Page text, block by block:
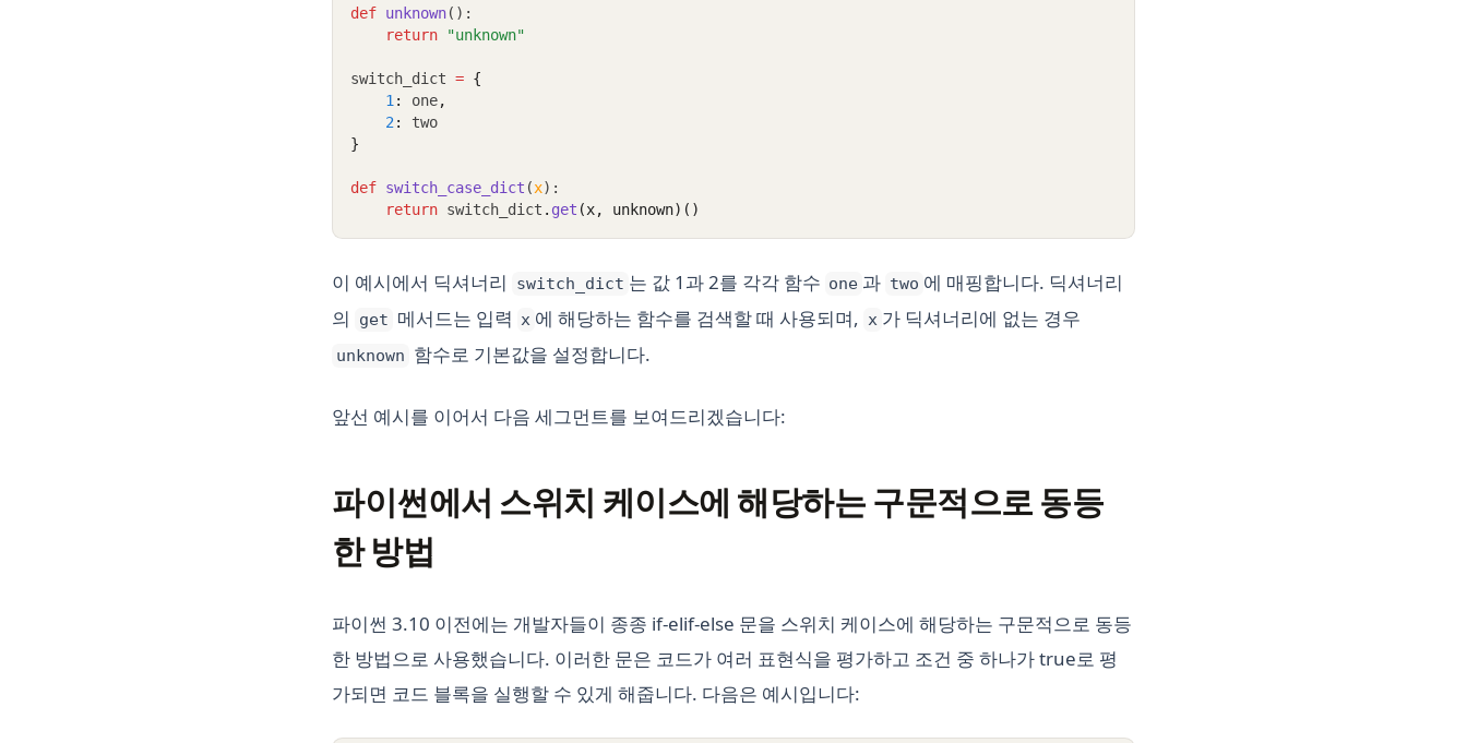
def unknown():
return
"unknown"
switch_dict = {
1 : one,
2 :
two
}
def switch_case_dict (x):
return switch_dict . get (x, unknown)()
이 예시에서 딕셔너리 switch_dict 는 값 1과 2를 각각 함수 one 과 two 에 매핑합니다. 딕셔너리
의
get 메서드는 입력 x 에 해당하는 함수를 검색할 때 사용되며, x 가 딕셔너리에 없는 경우
unknown 함수로 기본값을 설정합니다.
앞선 예시를 이어서 다음 세그먼트를 보여드리겠습니다:
파이썬에서 스위치 케이스에 해당하는 구문적으로 동등
한 방법
파이썬 3.10 이전에는 개발자들이 종종 if-elif-else 문을 스위치 케이스에 해당하는 구문적으로 동등
한 방법으로 사용했습니다. 이러한 문은 코드가 여러 표현식을 평가하고 조건 중 하나가 true로 평
가되면 코드 블록을 실행할 수 있게 해줍니다. 다음은 예시입니다: